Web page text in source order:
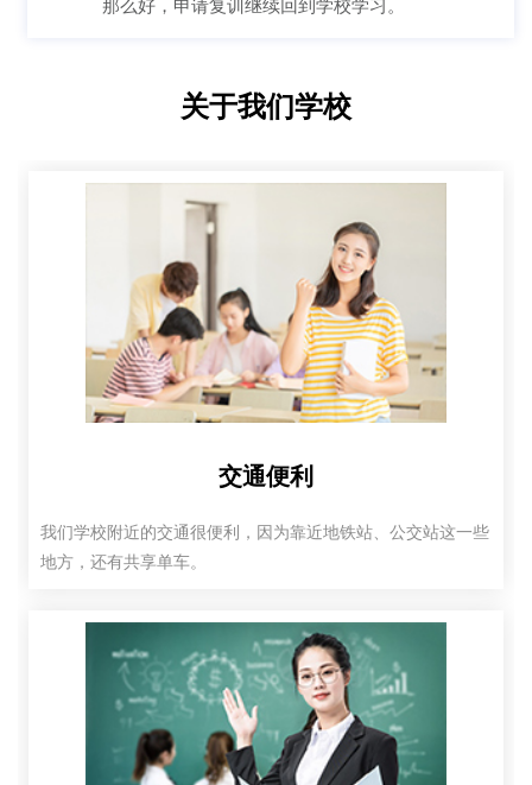
那么好，申请复训继续回到学校学习。
关于我们学校
交通便利
我们学校附近的交通很便利，因为靠近地铁站、公交站这一些
地方，还有共享单车。